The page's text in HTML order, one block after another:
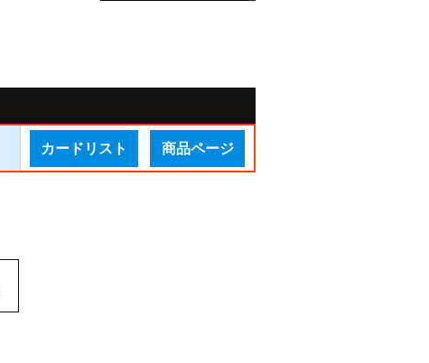
カードリスト 商品ページ